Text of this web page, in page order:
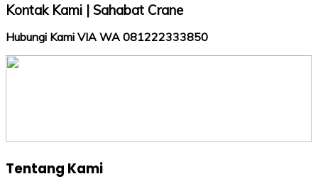
Kontak Kami | Sahabat Crane
Hubungi Kami VIA WA 081222333850
Tentang Kami